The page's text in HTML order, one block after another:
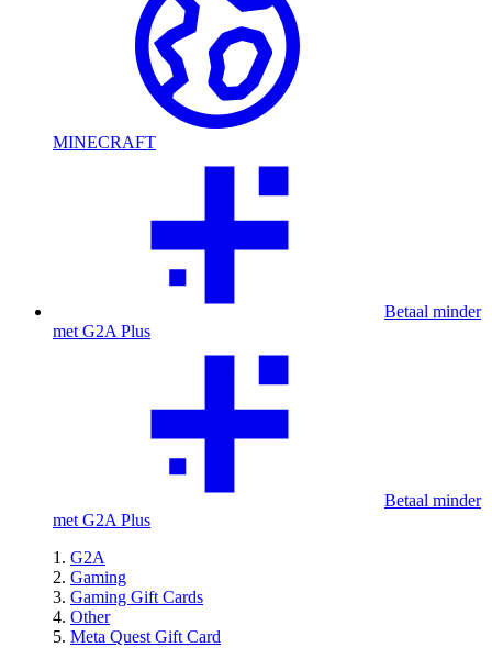
MINECRAFT
Betaal minder
met G2A Plus
Betaal minder
met G2A Plus
G2A
Gaming
Gaming Gift Cards
Other
Meta Quest Gift Card